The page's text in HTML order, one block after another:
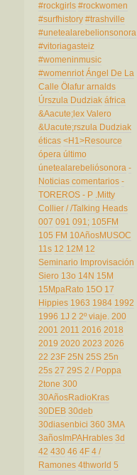
#rockgirls #rockwomen
#surfhistory #trashville
#unetealarebelionsonora
#vitoriagasteiz
#womeninmusic
#womenriot Ángel De La
Calle Ölafur arnalds
Úrszula Dudziak áfrica
&Aacute;lex Valero
&Uacute;rszula Dudziak
éticas <H1>Resource
ópera último
únetealarebeliósonora -
Noticias comentarios -
TOREROS - P .Mitty
Collier / /Talking Heads
007 091 091; 105FM
105 FM 10AñosMUSOC
11s 12 12M 12
Seminario Improvisación
Siero 13o 14N 15M
15MpaRato 15O 17
Hippies 1963 1984 1992
1996 1J 2 2º viaje. 200
2001 2011 2016 2018
2019 2020 2023 2026
22 23F 25N 25S 25n
25s 27 29S 2 / Poppa
2tone 300
30AñosRadioKras
30DEB 30deb
30diasenbici 360 3MA
3añosImPAHrables 3d
42 430 46 4F 4 /
Ramones 4thworld 5